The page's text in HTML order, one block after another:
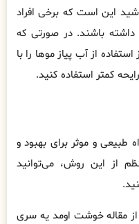
این است که برخی افراد
باشند. در صورتی که
از آب پیاز موها را با
کمتر استفاده کنید.
طبیعی و موثر برای بهبود و
از این روش، می‌توانید
از مقاله خوشت اومد یه سری